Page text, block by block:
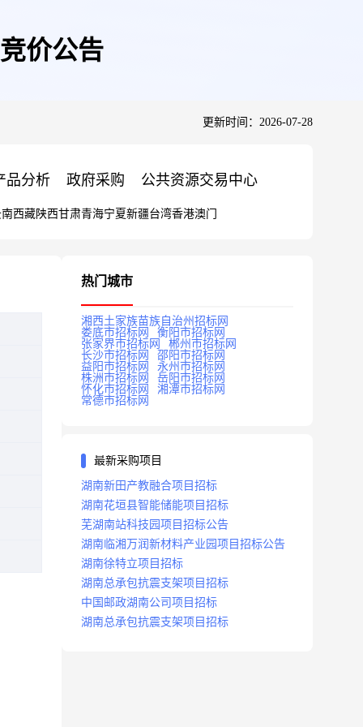
价公告
更新时间：2026-07-28
品分析 政府采购 公共资源交易中心
西藏陕西甘肃青海宁夏新疆台湾香港澳门
热门城市
湘西土家族苗族自治州招标网
娄底市招标网
衡阳市招标网
张家界市招标网
郴州市招标网
长沙市招标网
邵阳市招标网
益阳市招标网
永州市招标网
株洲市招标网
岳阳市招标网
怀化市招标网
湘潭市招标网
常德市招标网
最新采购项目
湖南新田产教融合项目招标
湖南花垣县智能储能项目招标
芜湖南站科技园项目招标公告
湖南临湘万润新材料产业园项目招标公告
湖南徐特立项目招标
湖南总承包抗震支架项目招标
中国邮政湖南公司项目招标
湖南总承包抗震支架项目招标